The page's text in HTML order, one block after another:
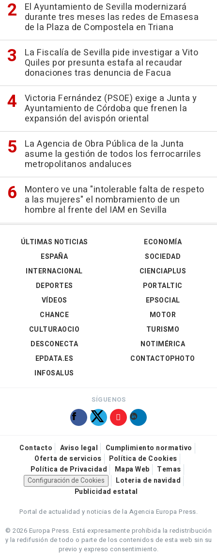
El Ayuntamiento de Sevilla modernizará
durante tres meses las redes de Emasesa
de la Plaza de Compostela en Triana
La Fiscalía de Sevilla pide investigar a Vito
Quiles por presunta estafa al recaudar
donaciones tras denuncia de Facua
Victoria Fernández (PSOE) exige a Junta y
Ayuntamiento de Córdoba que frenen la
expansión del avispón oriental
La Agencia de Obra Pública de la Junta
asume la gestión de todos los ferrocarriles
metropolitanos andaluces
Montero ve una "intolerable falta de respeto
a las mujeres" el nombramiento de un
hombre al frente del IAM en Sevilla
ÚLTIMAS NOTICIAS
ESPAÑA
INTERNACIONAL
DEPORTES
VÍDEOS
ECONOMÍA
SOCIEDAD
CIENCIAPLUS
PORTALTIC
EPSOCIAL
CHANCE
CULTURAOCIO
DESCONECTA
EPDATA.ES
INFOSALUS
MOTOR
TURISMO
NOTIMÉRICA
CONTACTOPHOTO
SÍGUENOS
Contacto Aviso legal
Cumplimiento normativo
Oferta de servicios
Política de Cookies
Política de Privacidad
Mapa Web
Temas
Configuración de Cookies
Loteria de navidad
Publicidad estatal
Portal de actualidad y noticias de la Agencia Europa Press.
© 2026 Europa Press. Está expresamente prohibida la redistribución
y la redifusión de todo o parte de los contenidos de esta web sin su
previo y expreso consentimiento.